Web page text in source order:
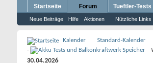
Startseite Forum
Neue Beiträge Hilfe Aktionen Nützliche Links
Tueftler-Tests
Kalender Standard-Kalender
-
30.04.2026